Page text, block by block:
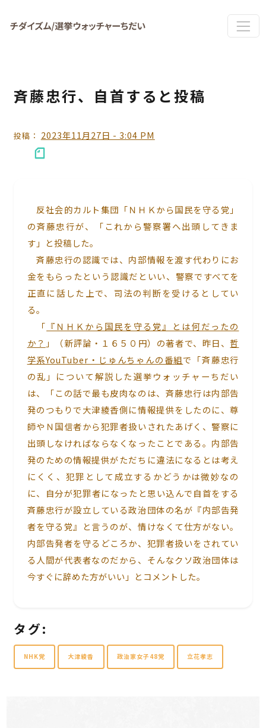
斉藤忠行、自首すると投稿
投稿： 2023年11月27日 - 3:04 PM
反社会的カルト集団「ＮＨＫから国民を守る党」
の斉藤忠行が、「これから警察署へ出頭してきま
す」と投稿した。
斉藤忠行の認識では、内部情報を渡す代わりにお
金をもらったという認識だといい、警察ですべてを
正直に話した上で、司法の判断を受けるとしてい
る。
「 『ＮＨＫから国民を守る党』とは何だったの
か？ 」（新評論・１６５０円）の著者で、昨日、哲
学系YouTuber・じゅんちゃんの番組で「斉藤忠行
の乱」について解説した選挙ウォッチャーちだい
は、「この話で最も皮肉なのは、斉藤忠行は内部告
発のつもりで大津綾香側に情報提供をしたのに、尊
師やＮ国信者から犯罪者扱いされたあげく、警察に
出頭しなければならなくなったことである。内部告
発のための情報提供がただちに違法になるとは考え
にくく、犯罪として成立するかどうかは微妙なの
に、自分が犯罪者になったと思い込んで自首をする
斉藤忠行が設立している政治団体の名が『内部告発
者を守る党』と言うのが、情けなくて仕方がない。
内部告発者を守るどころか、犯罪者扱いをされてい
る人間が代表者なのだから、そんなクソ政治団体は
今すぐに辞めた方がいい」とコメントした。
タグ:
NHK党 大津綾香 政治家女子48党 立花孝志